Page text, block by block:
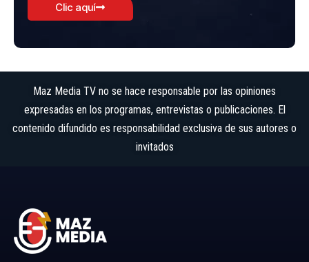
Clic aquí
Maz Media TV no se hace responsable por las opiniones
expresadas en los programas, entrevistas o publicaciones. El
contenido difundido es responsabilidad exclusiva de sus autores o
invitados